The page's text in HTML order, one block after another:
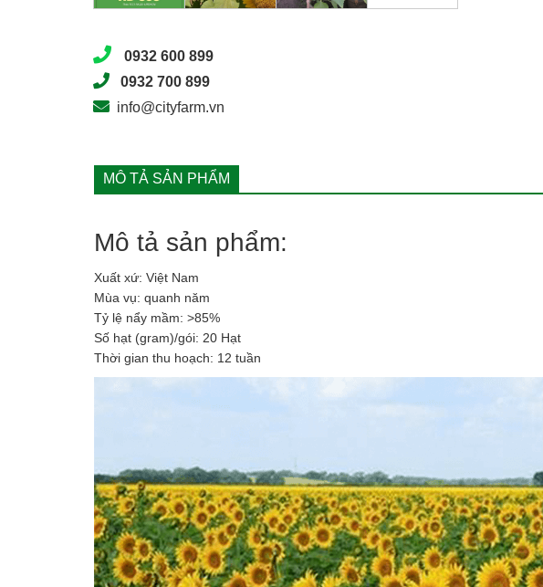
0932 600 899
0932 700 899
info@cityfarm.vn
MÔ TẢ SẢN PHẨM
Mô tả sản phẩm:
Xuất xứ: Việt Nam
Mùa vụ: quanh năm
Tỷ lệ nẩy mầm: >85%
Số hạt (gram)/gói: 20 Hạt
Thời gian thu hoạch: 12 tuần